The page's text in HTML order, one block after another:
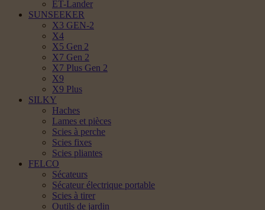
ET-Lander
SUNSEEKER
X3 GEN-2
X4
X5 Gen 2
X7 Gen 2
X7 Plus Gen 2
X9
X9 Plus
SILKY
Haches
Lames et pièces
Scies à perche
Scies fixes
Scies pliantes
FELCO
Sécateurs
Sécateur électrique portable
Scies à tirer
Outils de jardin